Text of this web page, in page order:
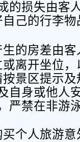
的损失由客
己的行李
的房差由客
离开坐位
景区提示
自身或他人
严禁在非游
个人旅游